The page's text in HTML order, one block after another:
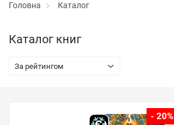
Головна Каталог
Каталог книг
За рейтингом
- 20%